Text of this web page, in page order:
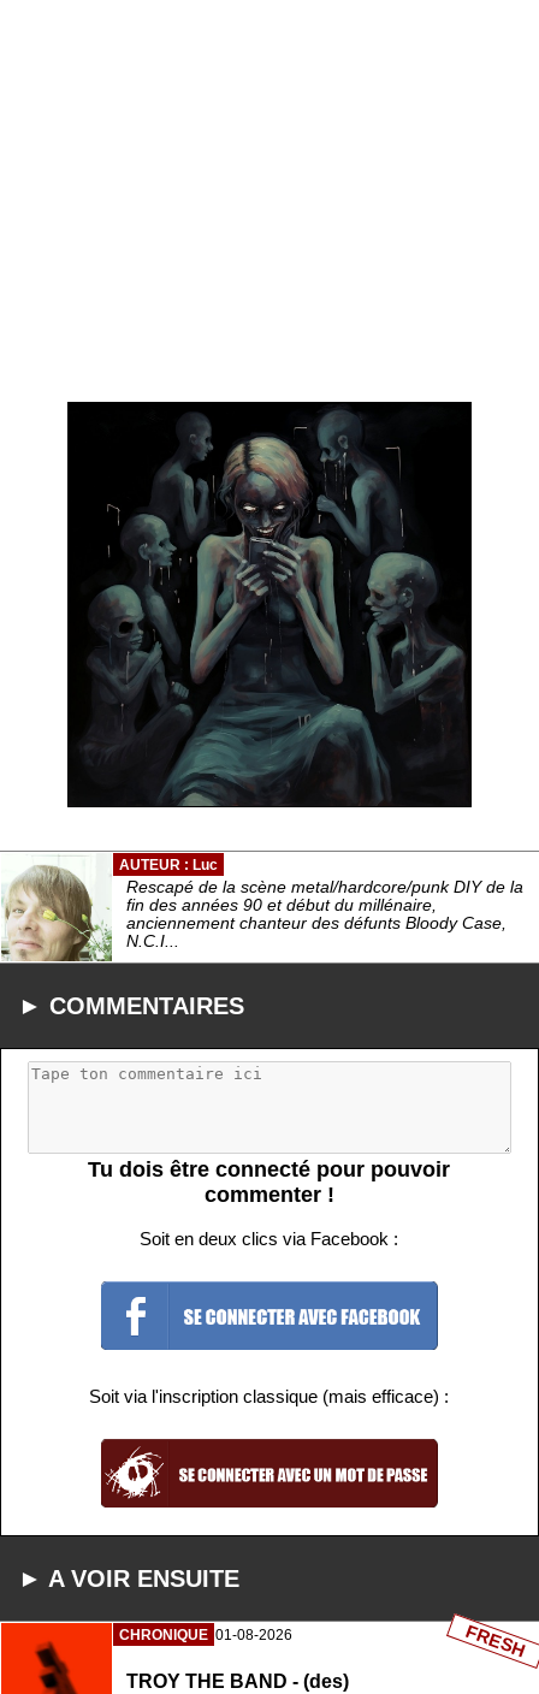
AUTEUR : Luc
Rescapé de la scène metal/hardcore/punk DIY de la
fin des années 90 et début du millénaire,
anciennement chanteur des défunts Bloody Case,
N.C.I...
► COMMENTAIRES
Tu dois être connecté pour pouvoir
commenter !
Soit en deux clics via Facebook :
Soit via l'inscription classique (mais efficace) :
► A VOIR ENSUITE
CHRONIQUE 01-08-2026
TROY THE BAND - (des)
FRESH